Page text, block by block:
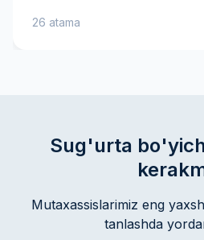
tovon puli kabi muhim
26 atama
Sug'urta
Mutaxassislarimiz eng
tanlashda